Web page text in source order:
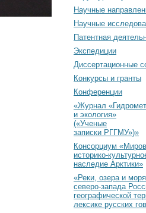
Научные
Научные
Патентная
Экспедиции
Диссертационные
Конкурсы и гранты
Конференции
«Журнал
и экология»
(«Ученые
записки РГГМУ»)»
Консорциум
историко-
наследие Арктики»
«Реки, озера и моря
северо-запада
географической
лексике русских